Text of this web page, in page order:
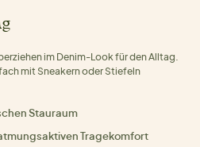
im Denim-Look für den Alltag.
mit Sneakern oder Stiefeln
Stauraum
Tragekomfort